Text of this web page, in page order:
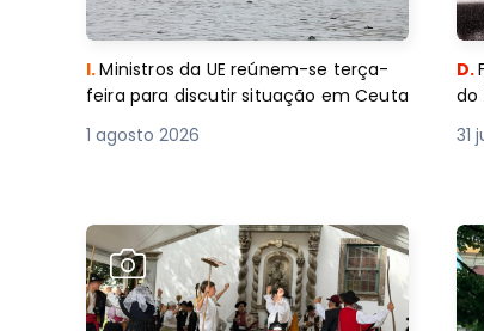
I.Ministros da UE reúnem-se terça-
feira para discutir situação em Ceuta
1 agosto 2026
D.
do
31